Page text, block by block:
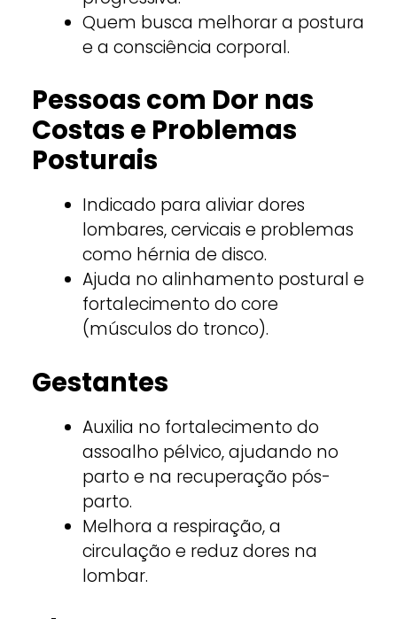
Quem busca melhorar a postura
e a consciência corporal.
Pessoas com Dor nas
Costas e Problemas
Posturais
Indicado para aliviar dores
lombares, cervicais e problemas
como hérnia de disco.
Ajuda no alinhamento postural e
fortalecimento do core
(músculos do tronco).
Gestantes
Auxilia no fortalecimento do
assoalho pélvico, ajudando no
parto e na recuperação pós-
parto.
Melhora a respiração, a
circulação e reduz dores na
lombar.